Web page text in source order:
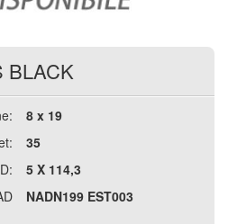
BLACK
8 x 19
35
5 X 114,3
NADN199 EST003